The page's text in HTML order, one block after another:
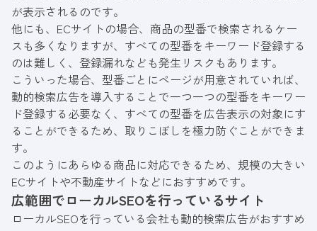
が表示されるのです。
他にも、ECサイトの場合、商品の型番で検索されるケー
スも多くなりますが、すべての型番をキーワード登録する
のは難しく、登録漏れなども発生リスクもあります。
こういった場合、型番ごとにページが用意されていれば、
動的検索広告を導入することで一つ一つの型番をキーワー
ド登録する必要なく、すべての型番を広告表示の対象にす
ることができるため、取りこぼしを極力防ぐことができま
す。
このようにあらゆる商品に対応できるため、規模の大きい
ECサイトや不動産サイトなどにおすすめです。
広範囲でローカルSEOを行っているサイト
ローカルSEOを行っている会社も動的検索広告がおすすめ